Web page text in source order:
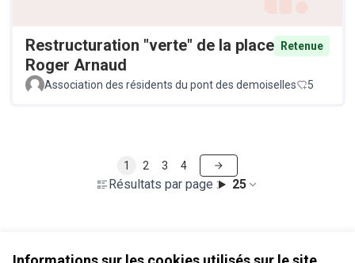
Restructuration "verte" de la place
Roger Arnaud
Retenue
Association des résidents du pont des demoiselles 5
Résultats par page : 25
1 2 3 4